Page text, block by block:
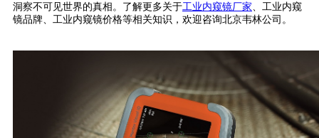
洞察不可见世界的真相。了解更多关于工业内窥镜厂家 、工业内窥
镜品牌、工业内窥镜价格等相关知识，欢迎咨询北京韦林公司。